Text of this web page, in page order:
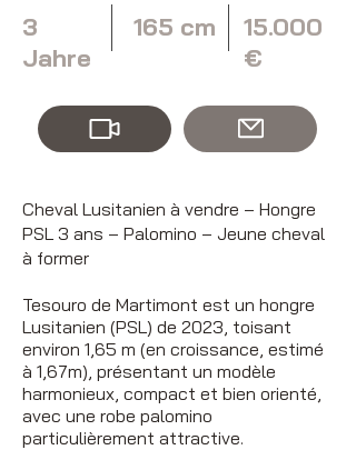
3
Jahre
165 cm
15.000
€
Cheval Lusitanien à vendre – Hongre
PSL 3 ans – Palomino – Jeune cheval
à former
Tesouro de Martimont est un hongre
Lusitanien (PSL) de 2023, toisant
environ 1,65 m (en croissance, estimé
à 1,67m), présentant un modèle
harmonieux, compact et bien orienté,
avec une robe palomino
particulièrement attractive.